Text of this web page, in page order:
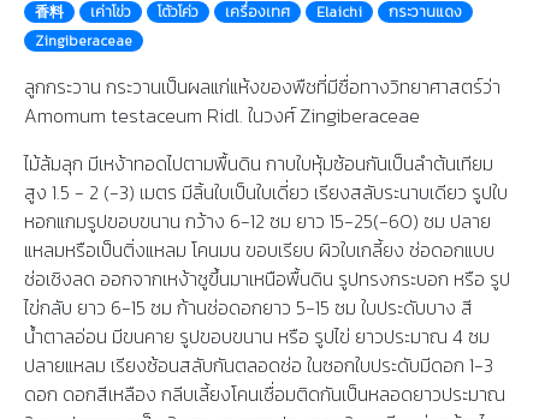
香料
เค่าโข่ว โต้วโค่ว เครื่องเทศ Elaichi
กระวานแดง
Zingiberaceae
ลูกกระวาน กระวานเป็นผลแก่แห้งของพืชที่มีชื่อทางวิทยาศาสตร์ว่า
Amomum testaceum Ridl. ในวงศ์ Zingiberaceae
ไม้ล้มลุก มีเหง้าทอดไปตามพื้นดิน กาบใบหุ้มซ้อนกันเป็นลำต้นเทียม
สูง 1.5 - 2 (-3) เมตร มีลิ้นใบเป็นใบเดี่ยว เรียงสลับระนาบเดียว รูปใบ
หอกแกมรูปขอบขนาน กว้าง 6-12 ซม ยาว 15-25(-60) ซม ปลาย
แหลมหรือเป็นติ่งแหลม โคนมน ขอบเรียบ ผิวใบเกลี้ยง ช่อดอกแบบ
ช่อเชิงลด ออกจากเหง้าชูขึ้นมาเหนือพื้นดิน รูปทรงกระบอก หรือ รูป
ไข่กลับ ยาว 6-15 ซม ก้านช่อดอกยาว 5-15 ซม ใบประดับบาง สี
น้ำตาลอ่อน มีขนคาย รูปขอบขนาน หรือ รูปไข่ ยาวประมาณ 4 ซม
ปลายแหลม เรียงซ้อนสลับกันตลอดช่อ ในซอกใบประดับมีดอก 1-3
ดอก ดอกสีเหลือง กลีบเลี้ยงโคนเชื่อมติดกันเป็นหลอดยาวประมาณ